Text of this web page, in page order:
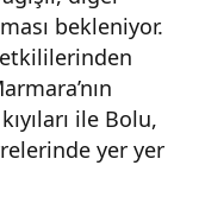
bekleniyor.
ile Bolu,
yer yer